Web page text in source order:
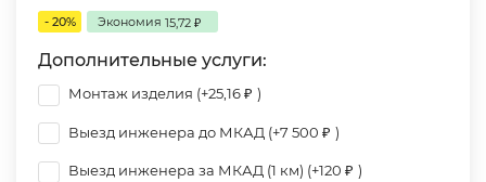
- 20% Экономия 15,72 ₽
Дополнительные услуги:
Монтаж изделия (+25,16 ₽ )
Выезд инженера до МКАД (+7 500 ₽ )
Выезд инженера за МКАД (1 км) (+120 ₽ )